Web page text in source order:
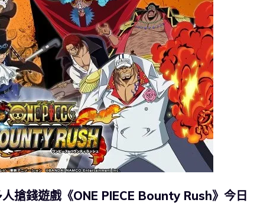
搶錢遊戲《ONE PIECE Bounty Rush》今日